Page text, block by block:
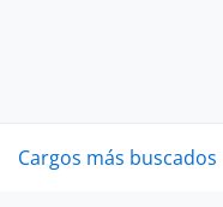
Cargos más buscados